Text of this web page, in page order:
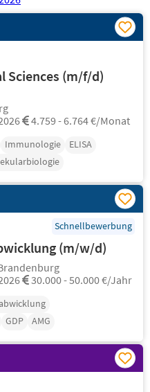
Sciences (m/f/d)
4.759 - 6.764 €/Monat
Immunologie
ELISA
Schnellbewerbung
(m/w/d)
30.000 - 50.000 €/Jahr
GDP AMG